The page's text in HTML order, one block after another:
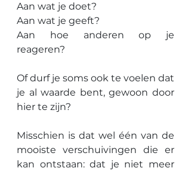
Aan wat je doet?
Aan wat je geeft?
Aan hoe anderen op je
reageren?
Of durf je soms ook te voelen dat
je al waarde bent, gewoon door
hier te zijn?
Misschien is dat wel één van de
mooiste verschuivingen die er
kan ontstaan: dat je niet meer